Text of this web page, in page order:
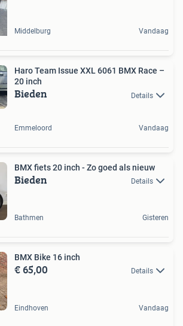
Middelburg Vandaag
Haro Team Issue XXL 6061 BMX Race –
20 inch
Bieden Details
Emmeloord Vandaag
BMX fiets 20 inch - Zo goed als nieuw
Bieden Details
Bathmen Gisteren
BMX Bike 16 inch
€ 65,00 Details
Eindhoven Vandaag